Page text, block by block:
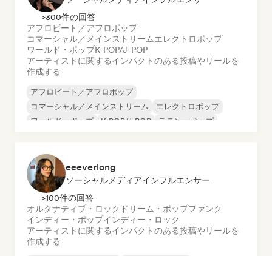
>300件の回答
アフロビート／アフロポップ
コマーシャル／メインストリームエレクトロポップ
ワールド・ポップK-POP/J-POP
アーティストに関するインパクトのある投稿やリールを
作成する
アフロビート／アフロポップ
コマーシャル／メインストリーム
エレクトロポップ
ワールド・ポップ
K-POP/J-POP
ラテン・ポップ
eeeverlong
ソーシャルメディアインフルエンサー
>100件の回答
オルタナティブ・ロック ドリーム・ポップファンク
インディー・ポップインディー・ロック
アーティストに関するインパクトのある投稿やリールを
作成する